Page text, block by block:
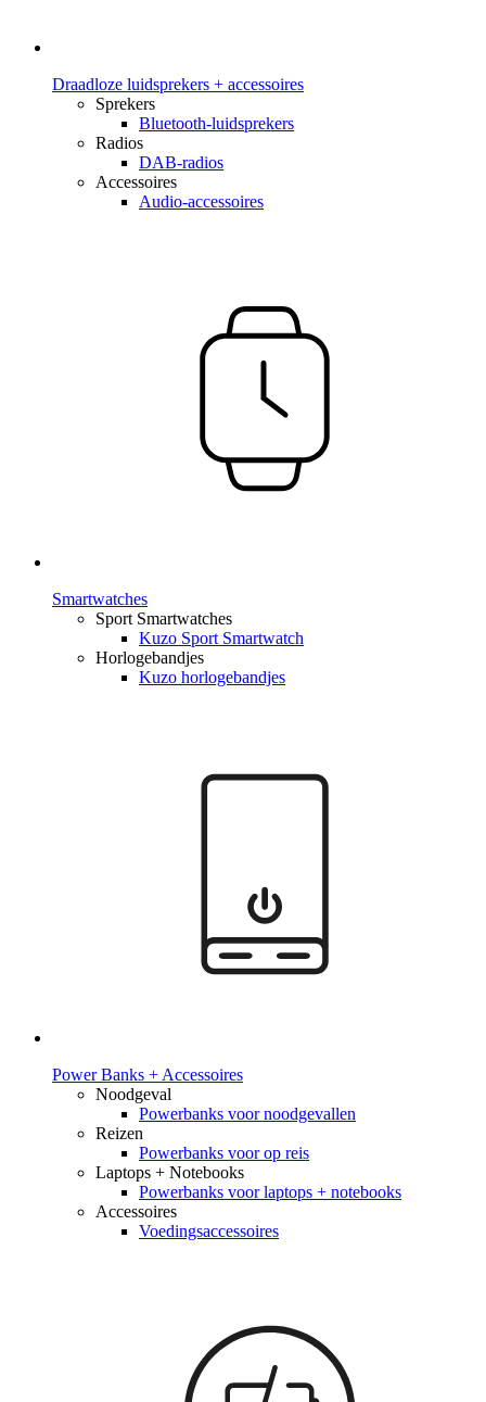
Draadloze luidsprekers + accessoires
Sprekers
Bluetooth-luidsprekers
Radios
DAB-radios
Accessoires
Audio-accessoires
Smartwatches
Sport Smartwatches
Kuzo Sport Smartwatch
Horlogebandjes
Kuzo horlogebandjes
Power Banks + Accessoires
Noodgeval
Powerbanks voor noodgevallen
Reizen
Powerbanks voor op reis
Laptops + Notebooks
Powerbanks voor laptops + notebooks
Accessoires
Voedingsaccessoires